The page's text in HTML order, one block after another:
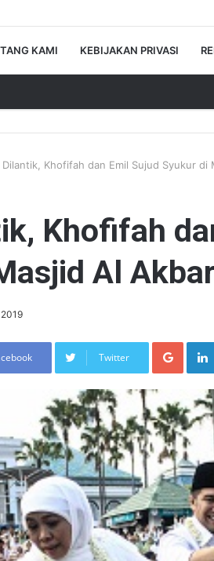
KAMI KEBIJAKAN PRIVASI
Dilantik, Khofifah dan Emil Sujud Syukur di
Khofifah
Al Akbar
Twitter